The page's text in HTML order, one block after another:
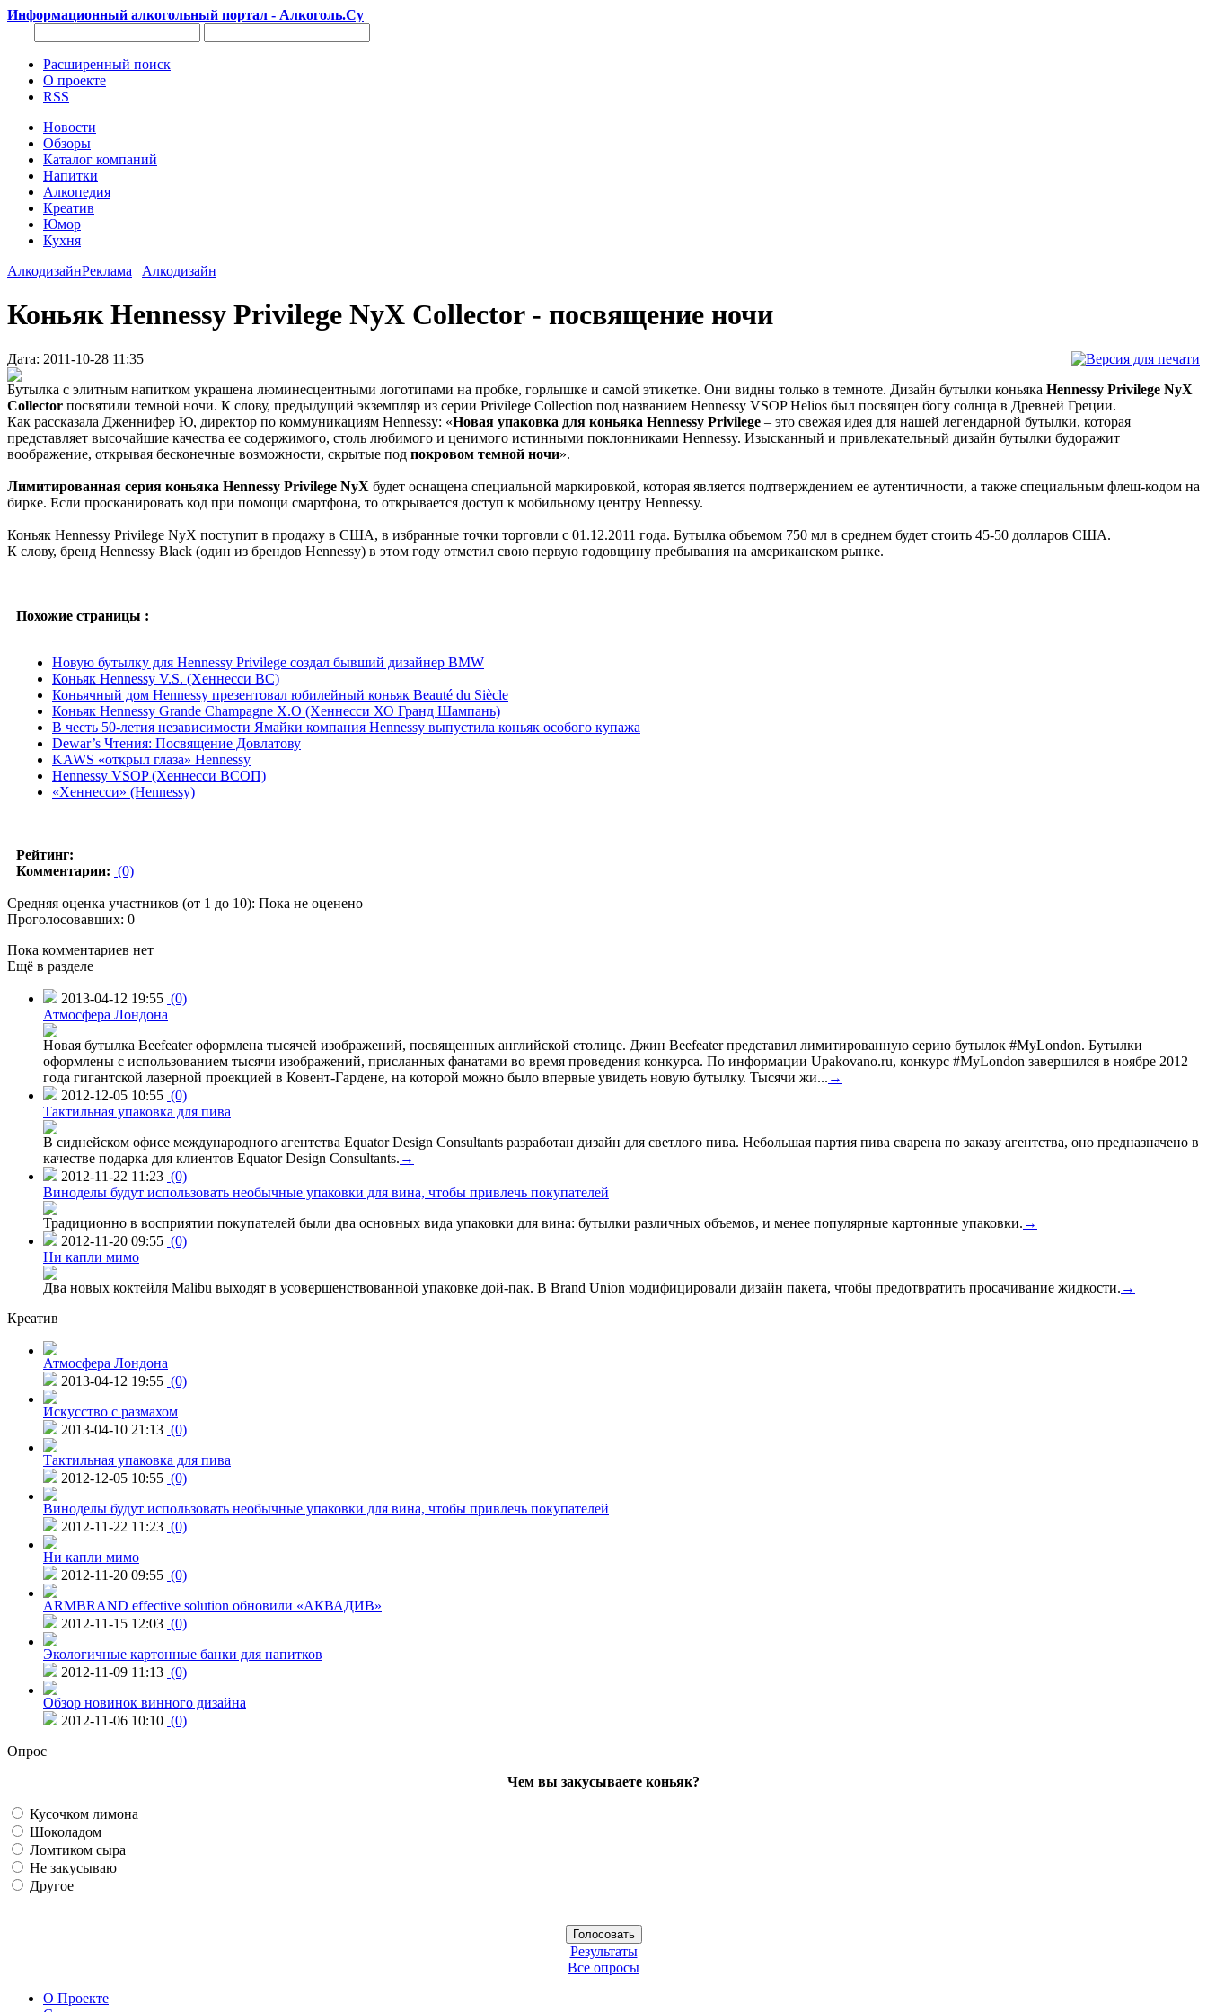
Информационный алкогольный портал - Алкоголь.Су
Расширенный поиск
О проекте
RSS
Новости
Обзоры
Каталог компаний
Напитки
Алкопедия
Креатив
Юмор
Кухня
АлкодизайнРеклама | Алкодизайн
Коньяк Hennessy Privilege NyX Collector - посвящение ночи
Дата: 2011-10-28 11:35
Бутылка с элитным напитком украшена люминесцентными логотипами на пробке, горлышке и самой этикетке. Они видны только в темноте. Дизайн бутылки коньяка Hennessy Privilege NyX
Collector посвятили темной ночи. К слову, предыдущий экземпляр из серии Privilege Collection под названием Hennessy VSOP Helios был посвящен богу солнца в Древней Греции.
Как рассказала Дженнифер Ю, директор по коммуникациям Hennessy: «Новая упаковка для коньяка Hennessy Privilege – это свежая идея для нашей легендарной бутылки, которая
представляет высочайшие качества ее содержимого, столь любимого и ценимого истинными поклонниками Hennessy. Изысканный и привлекательный дизайн бутылки будоражит
воображение, открывая бесконечные возможности, скрытые под покровом темной ночи».
Лимитированная серия коньяка Hennessy Privilege NyX будет оснащена специальной маркировкой, которая является подтверждением ее аутентичности, а также специальным флеш-кодом на
бирке. Если просканировать код при помощи смартфона, то открывается доступ к мобильному центру Hennessy.
Коньяк Hennessy Privilege NyX поступит в продажу в США, в избранные точки торговли с 01.12.2011 года. Бутылка объемом 750 мл в среднем будет стоить 45-50 долларов США.
К слову, бренд Hennessy Black (один из брендов Hennessy) в этом году отметил свою первую годовщину пребывания на американском рынке.
Похожие страницы :
Новую бутылку для Hennessy Privilege создал бывший дизайнер BMW
Коньяк Hennessy V.S. (Хеннесси ВС)
Коньячный дом Hennessy презентовал юбилейный коньяк Beauté du Siècle
Коньяк Hennessy Grande Champagne X.O (Хеннесси ХО Гранд Шампань)
В честь 50-летия независимости Ямайки компания Hennessy выпустила коньяк особого купажа
Dewar’s Чтения: Посвящение Довлатову
KAWS «открыл глаза» Hennessy
Hennessy VSOP (Хеннесси ВСОП)
«Хеннесси» (Hennessy)
Рейтинг:
Комментарии: (0)
Средняя оценка участников (от 1 до 10): Пока не оценено
Проголосовавших: 0
Пока комментариев нет
Ещё в разделе
2013-04-12 19:55 (0)
Атмосфера Лондона
Новая бутылка Beefeater оформлена тысячей изображений, посвященных английской столице. Джин Beefeater представил лимитированную серию бутылок #MyLondon. Бутылки
оформлены с использованием тысячи изображений, присланных фанатами во время проведения конкурса. По информации Upakovano.ru, конкурс #MyLondon завершился в ноябре 2012
года гигантской лазерной проекцией в Ковент-Гардене, на которой можно было впервые увидеть новую бутылку. Тысячи жи... →
2012-12-05 10:55 (0)
Тактильная упаковка для пива
В сиднейском офисе международного агентства Equator Design Consultants разработан дизайн для светлого пива. Небольшая партия пива сварена по заказу агентства, оно предназначено в
качестве подарка для клиентов Equator Design Consultants. →
2012-11-22 11:23 (0)
Виноделы будут использовать необычные упаковки для вина, чтобы привлечь покупателей
Традиционно в восприятии покупателей были два основных вида упаковки для вина: бутылки различных объемов, и менее популярные картонные упаковки. →
2012-11-20 09:55 (0)
Ни капли мимо
Два новых коктейля Malibu выходят в усовершенствованной упаковке дой-пак. В Brand Union модифицировали дизайн пакета, чтобы предотвратить просачивание жидкости. →
Креатив
Атмосфера Лондона
2013-04-12 19:55 (0)
Искусство с размахом
2013-04-10 21:13 (0)
Тактильная упаковка для пива
2012-12-05 10:55 (0)
Виноделы будут использовать необычные упаковки для вина, чтобы привлечь покупателей
2012-11-22 11:23 (0)
Ни капли мимо
2012-11-20 09:55 (0)
ARMBRAND effective solution обновили «АКВАДИВ»
2012-11-15 12:03 (0)
Экологичные картонные банки для напитков
2012-11-09 11:13 (0)
Обзор новинок винного дизайна
2012-11-06 10:10 (0)
Опрос
Чем вы закусываете коньяк?
Кусочком лимона
Шоколадом
Ломтиком сыра
Не закусываю
Другое
Результаты
Все опросы
О Проекте